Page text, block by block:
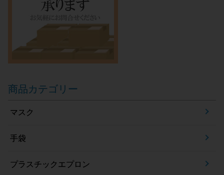
商品カテゴリー
マスク
手袋
プラスチックエプロン